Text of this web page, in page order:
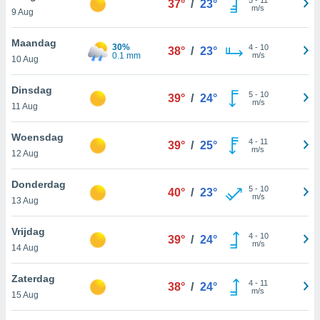
zien. U
en kunt
op elk
te klikken
onder
van
dat geval
u dat
die
9 Aug
37° / 23°
m/s
Maandag
10 Aug
30%
0.1 mm
38° / 23° 4- 10
m/s
Dinsdag
11 Aug
39° / 24° 5- 10
m/s
Woensdag
12 Aug
39° / 25° 4- 11
m/s
Donderdag
13 Aug
40° / 23° 5- 10
m/s
Vrijdag
14 Aug
39° / 24° 4- 10
m/s
Zaterdag
15 Aug
38° / 24° 4- 11
m/s